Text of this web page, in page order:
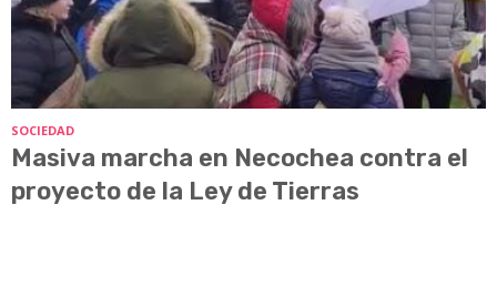
SOCIEDAD
Masiva marcha en Necochea contra el
proyecto de la Ley de Tierras